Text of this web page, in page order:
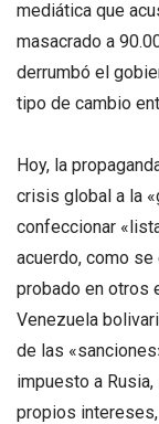
mediática que
masacrado a
derrumbó el
tipo de cambio
Hoy, la
crisis global a la
confeccionar
acuerdo, como se
probado en otros
Venezuela
de las
impuesto a
propios